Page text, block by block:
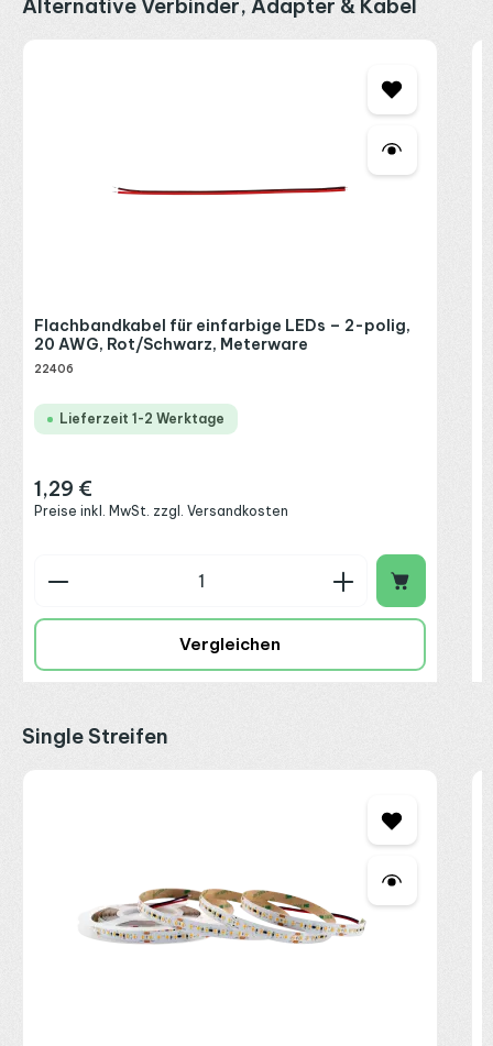
Alternative Verbinder, Adapter & Kabel
Flachbandkabel für einfarbige LEDs – 2-polig,
20 AWG, Rot/Schwarz, Meterware
22406
Lieferzeit 1-2 Werktage
Regulärer Preis:
1,29 €
Preise inkl. MwSt. zzgl. Versandkosten
Produkt Anzahl: Gib den gewünschten Wert
Vergleichen
Produktgalerie überspringen
Single Streifen